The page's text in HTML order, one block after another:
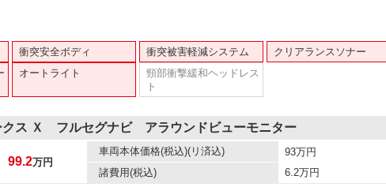
衝突安全ボディ 衝突被害軽減システム
クリアランスソナー
オートライト
頸部衝撃緩和ヘッドレス
ト
クス Ｘ フルセグナビ アラウンドビューモニター
99.2万円
車両本体価格(税込)(リ済込) 93万円
諸費用(税込) 6.2万円